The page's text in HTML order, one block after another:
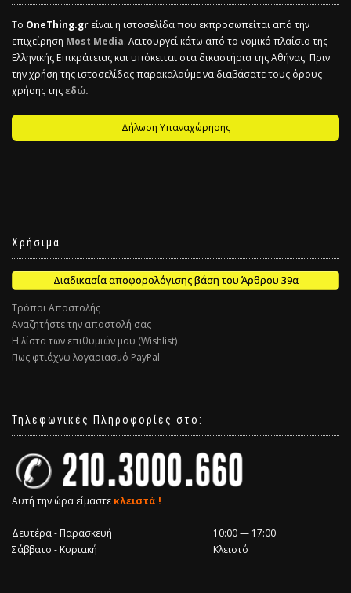
Το OneThing.gr είναι η ιστοσελίδα που εκπροσωπείται από την
επιχείρηση Most Media. Λειτουργεί κάτω από το νομικό πλαίσιο της
Ελληνικής Επικράτειας και υπόκειται στα δικαστήρια της Αθήνας. Πριν
την χρήση της ιστοσελίδας παρακαλούμε να διαβάσατε τους όρους
χρήσης τηςεδώ.
Δήλωση Υπαναχώρησης
Χρήσιμα
Διαδικασία αποφορολόγισης βάση του Άρθρου 39α
Τρόποι Αποστολής
Αναζητήστε την αποστολή σας
Η λίστα των επιθυμιών μου (Wishlist)
Πως φτιάχνω λογαριασμό PayPal
Τηλεφωνικές Πληροφορίες στο:
Αυτή την ώρα είμαστε κλειστά !
Δευτέρα - Παρασκευή
10:00 — 17:00
Σάββατο - Κυριακή
Κλειστό